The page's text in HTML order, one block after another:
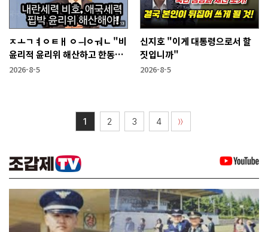
ㅈㅗㄱㅕㅇㅌㅐ ㅇㅢㅇㅝㄴ "비
윤리적 윤리위 해산하고 한동훈
복당 시켜야"
2026-8-5
신지호 "이게 대통령으로서 할
짓입니까"
2026-8-5
1 2 3 4 〉〉